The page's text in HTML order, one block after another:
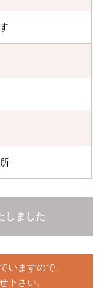
しました
いますので、
下さい。